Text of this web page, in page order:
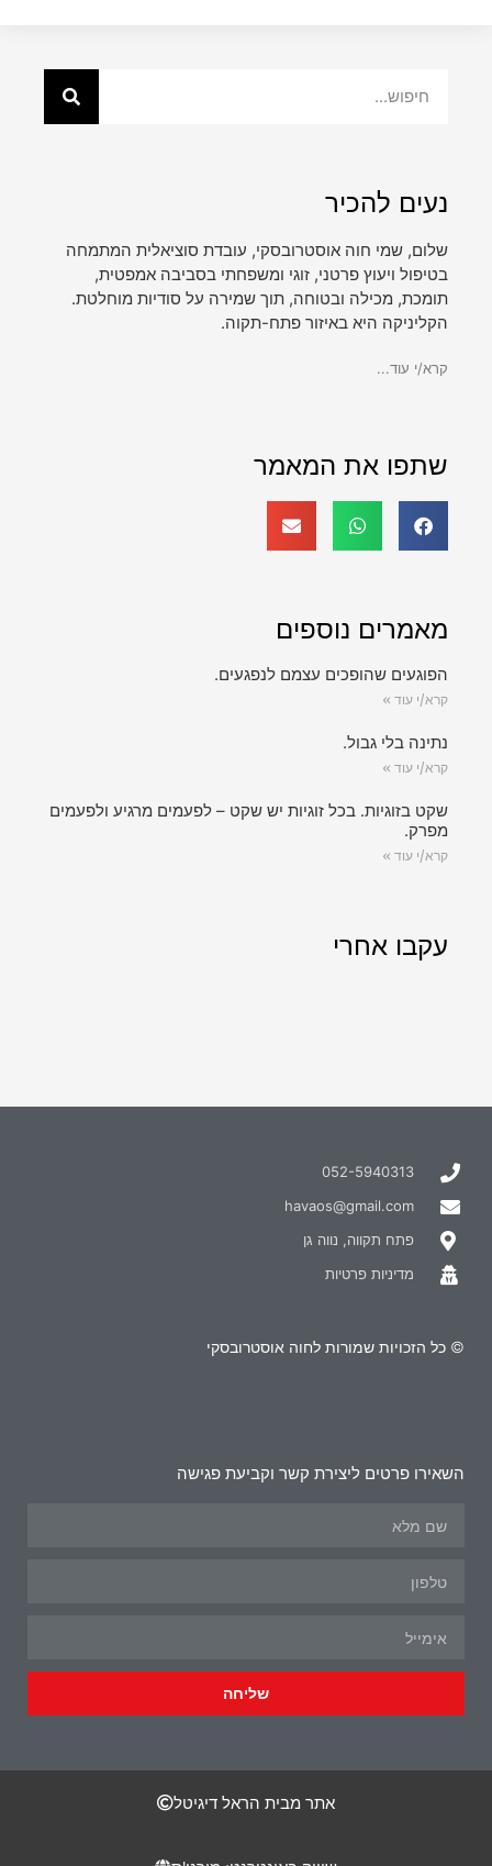
נעים להכיר
שלום, שמי חוה אוסטרובסקי, עובדת סוציאלית המתמחה
בטיפול ויעוץ פרטני, זוגי ומשפחתי בסביבה אמפטית,
תומכת, מכילה ובטוחה, תוך שמירה על סודיות מוחלטת.
הקליניקה היא באיזור פתח-תקוה.
קרא/י עוד...
שתפו את המאמר
מאמרים נוספים
הפוגעים שהופכים עצמם לנפגעים.
קרא/י עוד »
נתינה בלי גבול.
קרא/י עוד »
שקט בזוגיות. בכל זוגיות יש שקט – לפעמים מרגיע ולפעמים
מפרק.
קרא/י עוד »
עקבו אחרי
052-5940313
havaos@gmail.com
פתח תקווה, נווה גן
מדיניות פרטיות
© כל הזכויות שמורות לחוה אוסטרובסקי
השאירו פרטים ליצירת קשר וקביעת פגישה
שליחה
אתר מבית הראל דיגיטל